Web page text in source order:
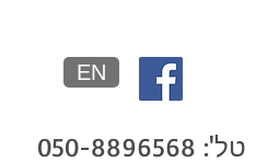
EN
טל': 050-8896568